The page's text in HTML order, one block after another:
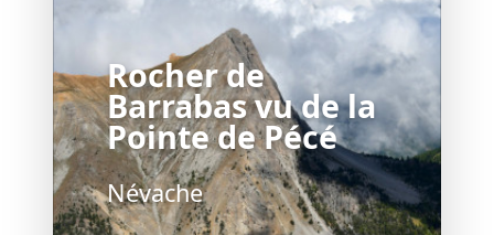
Rocher de
Barrabas vu de la
Pointe de Pécé
Névache